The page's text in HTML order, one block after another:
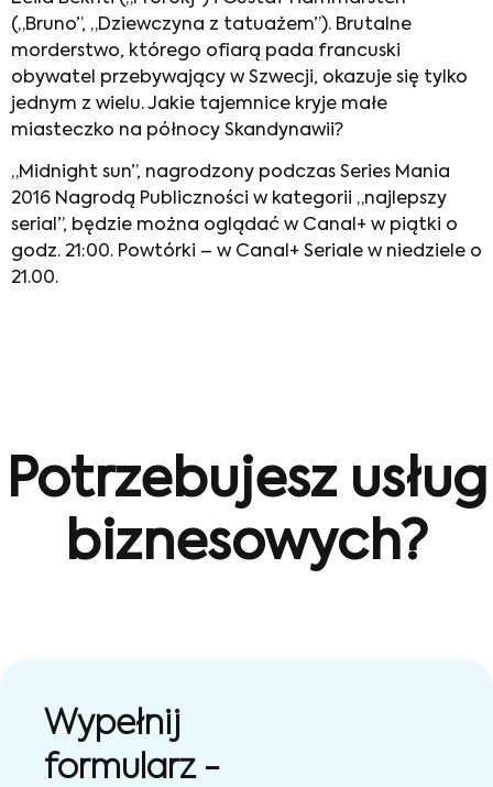
(„Bruno”, „Dziewczyna z tatuażem”). Brutalne
morderstwo, którego ofiarą pada francuski
obywatel przebywający w Szwecji, okazuje się tylko
jednym z wielu. Jakie tajemnice kryje małe
miasteczko na północy Skandynawii?
„Midnight sun”, nagrodzony podczas Series Mania
2016 Nagrodą Publiczności w kategorii „najlepszy
serial”, będzie można oglądać w Canal+ w piątki o
godz. 21:00. Powtórki – w Canal+ Seriale w niedziele o
21.00.
Potrzebujesz usług
biznesowych?
Wypełnij
formularz -